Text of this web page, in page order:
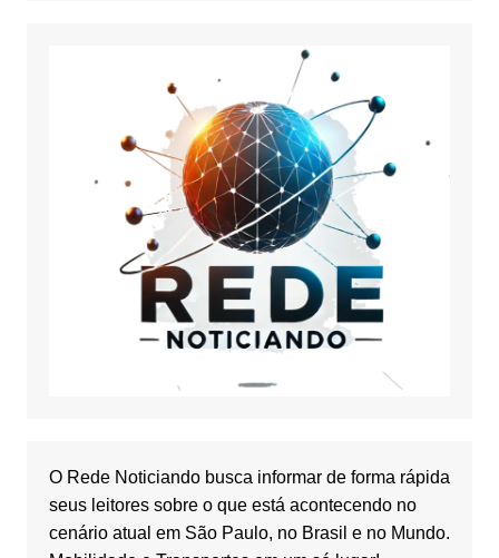
O Rede Noticiando busca informar de forma rápida
seus leitores sobre o que está acontecendo no
cenário atual em São Paulo, no Brasil e no Mundo.